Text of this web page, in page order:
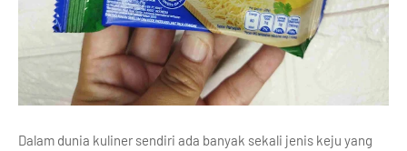
Dalam dunia kuliner sendiri ada banyak sekali jenis keju yang